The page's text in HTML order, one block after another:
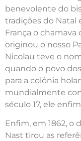
benevolente do
tradições do Natal
França o chamava
originou o nosso
Nicolau teve o
quando o povo
para a colônia
mundialmente
século 17, ele
Enfim, em 1862, o
Nast tirou as